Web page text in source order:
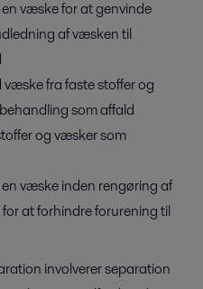
væske for at genvinde
af væsken til
fra faste stoffer og
som affald
og væsker som
væske inden rengøring af
at forhindre forurening til
involverer separation